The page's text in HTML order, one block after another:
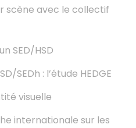
scène avec le collectif
SED/HSD
SEDh : l’étude HEDGE
visuelle
internationale sur les